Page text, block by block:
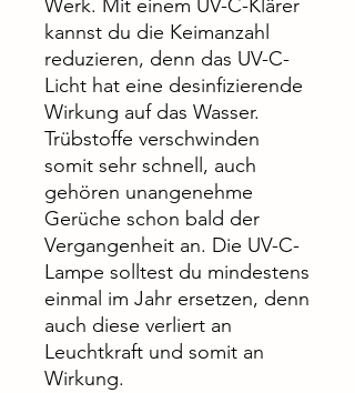
Werk. Mit einem UV-C-Klärer
kannst du die Keimanzahl
reduzieren, denn das UV-C-
Licht hat eine desinfizierende
Wirkung auf das Wasser.
Trübstoffe verschwinden
somit sehr schnell, auch
gehören unangenehme
Gerüche schon bald der
Vergangenheit an. Die UV-C-
Lampe solltest du mindestens
einmal im Jahr ersetzen, denn
auch diese verliert an
Leuchtkraft und somit an
Wirkung.